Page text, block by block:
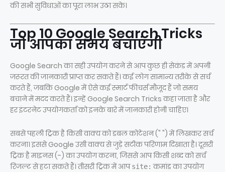
की सभी सुविधाओं का पूरा लाभ उठा सके।
Top 10 Google Search Tricks
जो आपका समय बचाएंगी
Google Search का सही उपयोग करने से आप कुछ ही सेकंड में अपनी
जरूरत की जानकारी प्राप्त कर सकते हैं। कई लोग सामान्य तरीके से सर्च
करते हैं, जबकि Google में ऐसे कई स्मार्ट फीचर्स मौजूद हैं जो समय
बचाने में मदद करते हैं। इन्हें Google Search Tricks कहा जाता है और
हर इंटरनेट उपयोगकर्ता को इनके बारे में जानकारी होनी चाहिए।
सबसे पहली ट्रिक है किसी वाक्य को डबल कोटेशन (" ") में लिखकर सर्च
करना। इससे Google उसी वाक्य से जुड़े सटीक परिणाम दिखाता है। दूसरी
ट्रिक है माइनस (-) का उपयोग करना, जिससे आप किसी शब्द को सर्च
रिजल्ट से हटा सकते हैं। तीसरी ट्रिक में आपsite: कमांड का उपयोग